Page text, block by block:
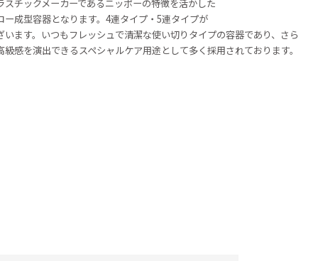
スチックメーカーであるニッポーの特徴を活かした
ー成型容器となります。4連タイプ・5連タイプが
います。いつもフレッシュで清潔な使い切りタイプの容器であり、さら
級感を演出できるスペシャルケア用途として多く採用されております。